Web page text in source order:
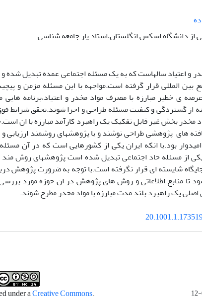
از دانشگاه اسکس انگلستان،استاد یار جامعه شناسی
و اعتیاد سالهاست که به یک مسئله اجتماعی عمده تبدیل شده و
بین المللی قرار گرفته است.مواجهه با این مسئله مزمن و
ی خطیر مبارزه با مصرف مواد مخدر و اعتیاد،برنامه
از گستردگی و کیفیت مسئله طراحی و اجرا شوند.تحقق
مخدر بخش غیر قابل تفکیک یک راهبرد کارآمد مبارزه با ان
های پژوهشی طراحی نوشند و با پژوهشهای روشمند ارزیابی
بود.با انکه ایران یکی از کشورهایی است که در آن
از مسئله حاد اجتماعی تبدیل شده است پژوهشهای روش
شایسته ای قرار نگرفته است.با توجه به ضرورت پژوهش
تا منابع اطلاعاتی و روش های پژوهش در ان حوزه مورد بررسی
یک راهبرد بلند مدت مبارزه با مواد مخدر مطرح شوند.
.This work is licensed under a
Creative Commons